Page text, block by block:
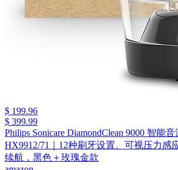
$ 199.96
$ 399.99
Philips Sonicare DiamondClean 9000 智能
HX9912/71｜12种刷牙设置、可视压力感
续航，黑色＋玫瑰金款